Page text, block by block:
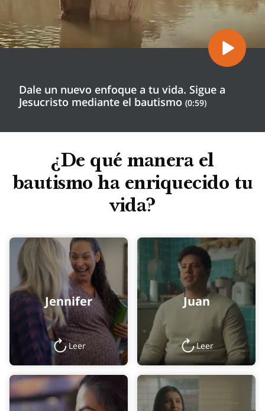
Dale un nuevo enfoque a tu vida. Sigue a
Jesucristo mediante el bautismo (0:59)
Picture-
¿De qué manera el
bautismo ha enriquecido tu
vida?
Jennifer
Leer
Juan
Leer